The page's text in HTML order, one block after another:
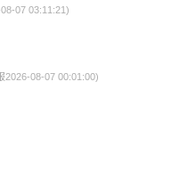
07 03:11:21)
2026-08-07 00:01:00)